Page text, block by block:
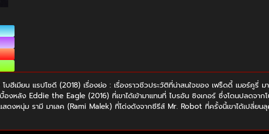
ฮีเมียน แรปโซดี (2018) เรื่องย่อ : เรื่องราวชีวประวัติที่น่าสนใจของ เฟร็ดดี้ เมอร์คู
องหลัง Eddie the Eagle (2016) ที่เขาได้เข้ามาแทนที่ ไบรอัน ซิงเกอร์ ซึ่งโดนปลดจาก
ดงหนุ่ม รามี มาเลค (Rami Malek) ที่โด่งดังจากซีรีส์ Mr. Robot ที่ครั้งนี้เขาได้เปลี่ยน